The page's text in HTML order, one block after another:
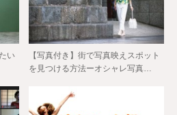
い
【写真付き】街で写真映えスポット
を見つける方法ーオシャレ写真…